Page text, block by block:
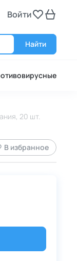
Войти
Найти
20 шт.
В избранное